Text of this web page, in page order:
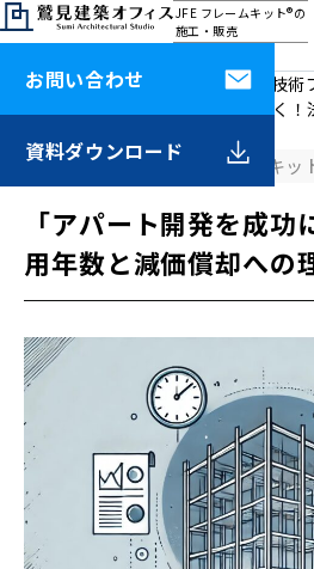
JFE フレームキット®の
施工・販売
お問い合わせ
資料ダウンロード
HOME
鷲見建築オフィスの技術
「アパート開発を成功に導く！
2024.11.28 JFE フレームキッ
「アパート開発を成
用年数と減価償却への